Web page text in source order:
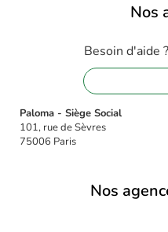
Nos
Besoin d'aide
Paloma - Siège Social
101, rue de Sèvres
75006 Paris
Nos